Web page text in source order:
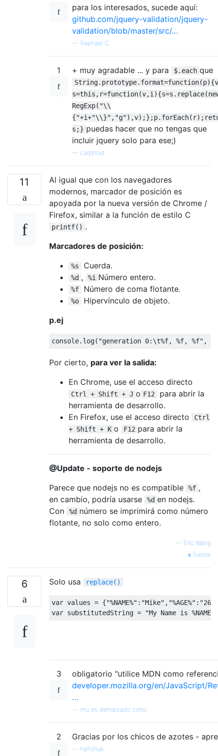
para los interesados, sucede aquí:
github.com/jquery-validation/jquery-
validation/blob/master/src/…
— Raphael C
1 + muy agradable ... y para $.each que
RegExp("\\
s;} puedas hacer que no tengas que
incluir jquery solo para ese;)
— Larphoid
11
Al igual que con los navegadores
modernos, marcador de posición es
apoyada por la nueva versión de Chrome /
Firefox, similar a la función de estilo C
printf() .
Marcadores de posición:
%s Cuerda.
%d , %i Número entero.
%f Número de coma flotante.
%o
Hipervínculo de objeto.
p.ej
console.log( "generation 0:\t%f, %f, %f"
Por cierto, para ver la salida:
En Chrome, use el acceso directo
Ctrl + Shift + J o F12
para abrir la
herramienta de desarrollo.
En Firefox, use el acceso directo
Ctrl
+ Shift + K o F12 para abrir la
herramienta de desarrollo.
@Update - soporte de nodejs
Parece que nodejs no es compatible
%f ,
en cambio, podría usarse
%d en nodejs.
Con
%d número se imprimirá como número
flotante, no solo como entero.
— Eric Wang
fuente
6 Solo usa replace()
var values = {"%NAME%" : "Mike" , "%AGE%" : "26"
var substitutedString = "My Name is
3
obligatorio "utilice MDN como
developer.mozilla.org/en/JavaScript/
…
mu es demasiado corto
2 Gracias por los chicos de azotes -
hafichuk